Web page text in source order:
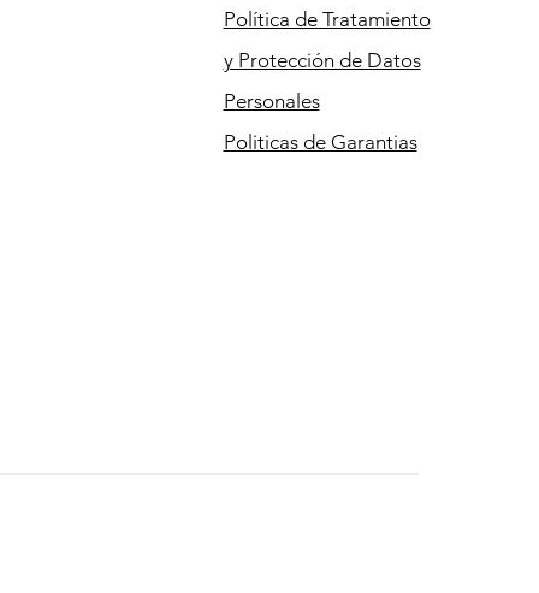
Política de Tratamiento
y Protección de Datos
Personales
Politicas de Garantias